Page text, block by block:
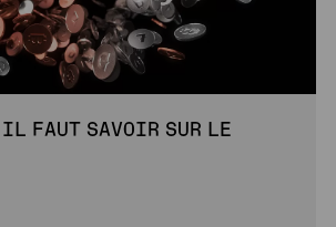
FAUT SAVOIR SUR LE